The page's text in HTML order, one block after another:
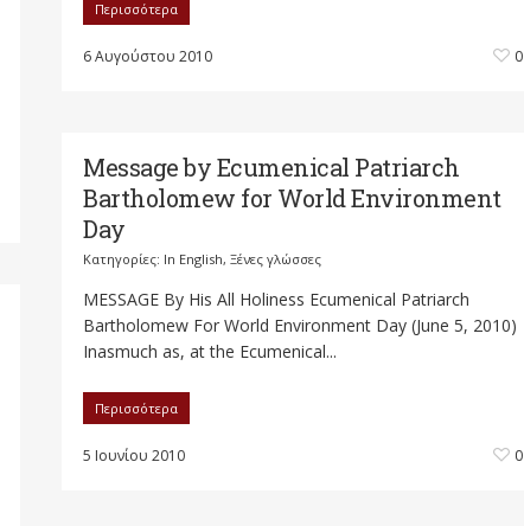
Περισσότερα
6 Αυγούστου 2010 0
Message by Ecumenical Patriarch
Bartholomew for World Environment
Day
Κατηγορίες: In English, Ξένες γλώσσες
MESSAGE By His All Holiness Ecumenical Patriarch
Bartholomew For World Environment Day (June 5, 2010)
Inasmuch as, at the Ecumenical...
Περισσότερα
5 Ιουνίου 2010 0